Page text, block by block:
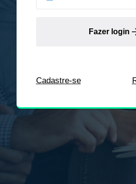
Fazer login
Cadastre-se